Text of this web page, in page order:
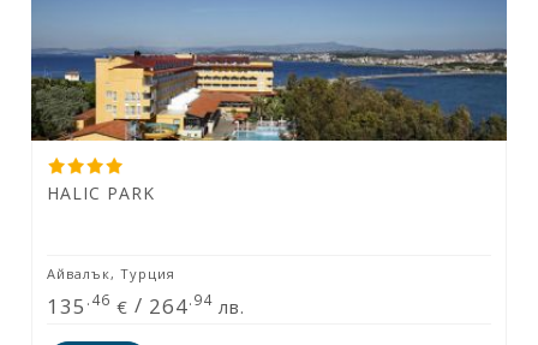
HALIC PARK
Айвалък, Турция
135 .46 € / 264.94 лв.